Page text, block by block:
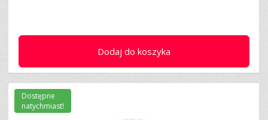
Dodaj do koszyka
Dostępne
natychmiast!